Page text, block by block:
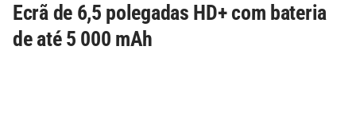
Ecrã de 6,5 polegadas HD+ com bateria
de até 5 000 mAh